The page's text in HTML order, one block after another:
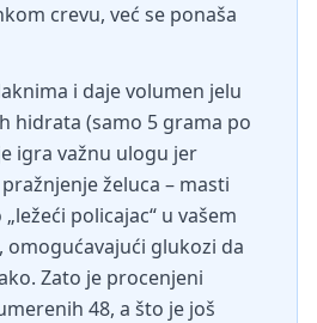
crevu, već se ponaša
i daje volumen jelu
hidrata (samo 5 grama po
igra važnu ulogu jer
želuca – masti
policajac“ u vašem
omogućavajući glukozi da
Zato je procenjeni
48, a što je još